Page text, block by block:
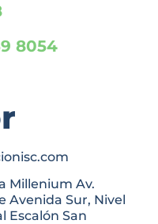
8054
Millenium Av.
Avenida Sur, Nivel
Escalón San